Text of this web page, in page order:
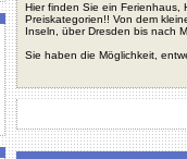
Hier finden Sie ein Ferienhaus,
Preiskategorien!! Von dem
Inseln, über Dresden bis nach
Sie haben die Möglichkeit,